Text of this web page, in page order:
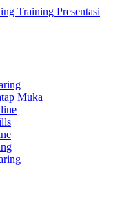
Muka